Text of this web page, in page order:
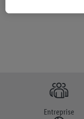
Entreprise
conservation des
consentement à tout
déclaration de